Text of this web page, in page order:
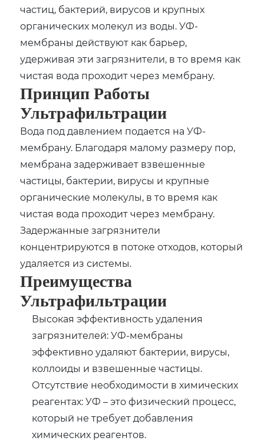
частиц, бактерий, вирусов и крупных
органических молекул из воды. УФ-
мембраны действуют как барьер,
удерживая эти загрязнители, в то время как
чистая вода проходит через мембрану.
Принцип Работы
Ультрафильтрации
Вода под давлением подается на УФ-
мембрану. Благодаря малому размеру пор,
мембрана задерживает взвешенные
частицы, бактерии, вирусы и крупные
органические молекулы, в то время как
чистая вода проходит через мембрану.
Задержанные загрязнители
концентрируются в потоке отходов, который
удаляется из системы.
Преимущества
Ультрафильтрации
Высокая эффективность удаления
загрязнителей: УФ-мембраны
эффективно удаляют бактерии, вирусы,
коллоиды и взвешенные частицы.
Отсутствие необходимости в химических
реагентах: УФ – это физический процесс,
который не требует добавления
химических реагентов.